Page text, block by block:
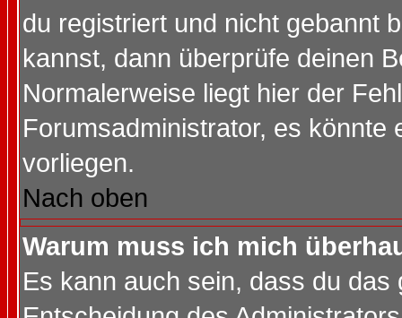
du registriert und nicht gebannt
kannst, dann überprüfe deinen
Normalerweise liegt hier der
Forumsadministrator, es könnte
vorliegen.
Nach oben
Warum muss ich mich
Es kann auch sein, dass du